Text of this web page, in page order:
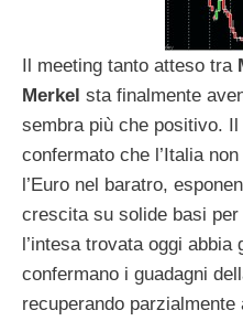
Il meeting tanto atteso tra
Merkel sta finalmente
sembra più che positivo. Il
confermato che l’Italia
l’Euro nel baratro,
crescita su solide basi
l’intesa trovata oggi
confermano i guadagni
recuperando